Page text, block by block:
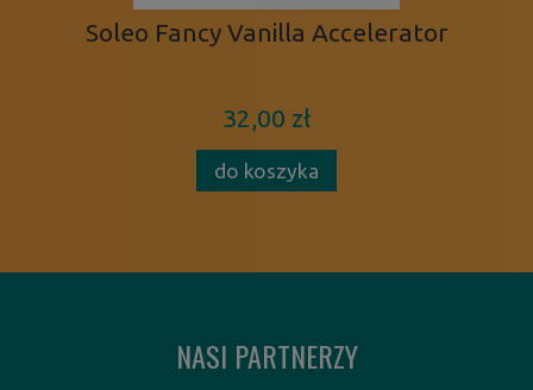
Soleo Fancy Vanilla Accelerator
32,00 zł
do koszyka
NASI PARTNERZY